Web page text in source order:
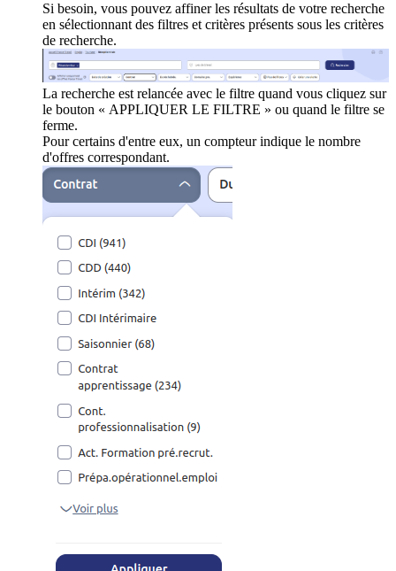
Si besoin, vous pouvez affiner les résultats de votre recherche
en sélectionnant des filtres et critères présents sous les critères
de recherche.
La recherche est relancée avec le filtre quand vous cliquez sur
le bouton « APPLIQUER LE FILTRE » ou quand le filtre se
ferme.
Pour certains d'entre eux, un compteur indique le nombre
d'offres correspondant.